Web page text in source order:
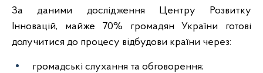
За даними дослідження Центру Розвитку
Інновацій, майже 70% громадян України готові
долучитися до процесу відбудови країни через:
громадські слухання та обговорення;